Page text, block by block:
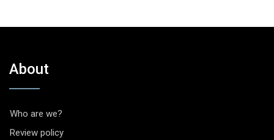
About
Who are we?
Review policy